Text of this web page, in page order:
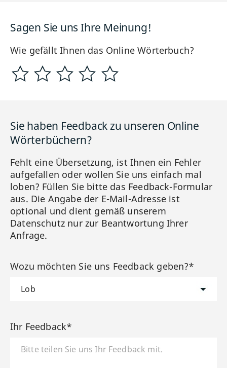
Sagen Sie uns Ihre Meinung!
Wie gefällt Ihnen das Online Wörterbuch?
Sie haben Feedback zu unseren Online
Wörterbüchern?
Fehlt eine Übersetzung, ist Ihnen ein Fehler
aufgefallen oder wollen Sie uns einfach mal
loben? Füllen Sie bitte das Feedback-Formular
aus. Die Angabe der E-Mail-Adresse ist
optional und dient gemäß unserem
Datenschutz nur zur Beantwortung Ihrer
Anfrage.
Wozu möchten Sie uns Feedback geben?*
Ihr Feedback*